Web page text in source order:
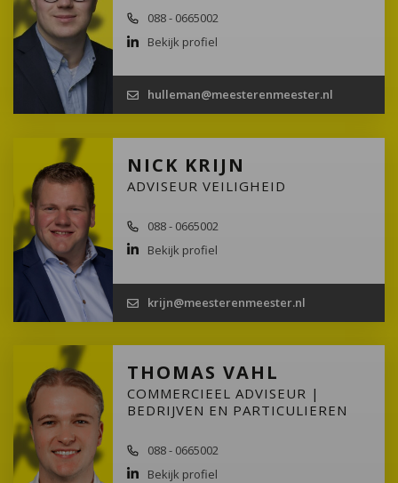
088 - 0665002
Bekijk profiel
hulleman@meesterenmeester.nl
NICK KRIJN
ADVISEUR VEILIGHEID
088 - 0665002
Bekijk profiel
krijn@meesterenmeester.nl
THOMAS VAHL
COMMERCIEEL ADVISEUR |
BEDRIJVEN EN PARTICULIEREN
088 - 0665002
Bekijk profiel